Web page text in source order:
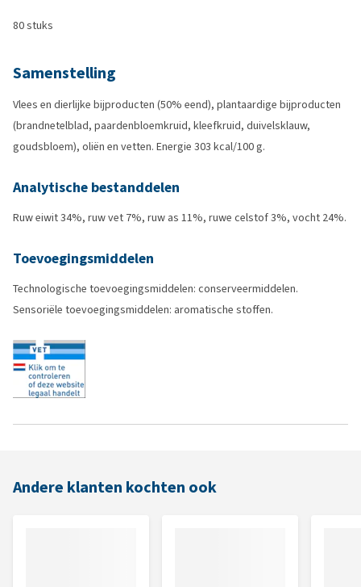
80 stuks
Samenstelling
Vlees en dierlijke bijproducten (50% eend), plantaardige bijproducten
(brandnetelblad, paardenbloemkruid, kleefkruid, duivelsklauw,
goudsbloem), oliën en vetten. Energie 303 kcal/100 g.
Analytische bestanddelen
Ruw eiwit 34%, ruw vet 7%, ruw as 11%, ruwe celstof 3%, vocht 24%.
Toevoegingsmiddelen
Technologische toevoegingsmiddelen: conserveermiddelen.
Sensoriële toevoegingsmiddelen: aromatische stoffen.
Andere klanten kochten ook